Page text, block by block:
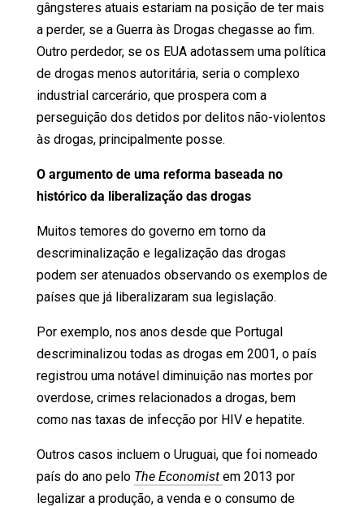
gângsteres atuais estariam na posição de ter mais
a perder, se a Guerra às Drogas chegasse ao fim.
Outro perdedor, se os EUA adotassem uma política
de drogas menos autoritária, seria o complexo
industrial carcerário, que prospera com a
perseguição dos detidos por delitos não-violentos
às drogas, principalmente posse.
O argumento de uma reforma baseada no
histórico da liberalização das drogas
Muitos temores do governo em torno da
descriminalização e legalização das drogas
podem ser atenuados observando os exemplos de
países que já liberalizaram sua legislação.
Por exemplo, nos anos desde que Portugal
descriminalizou todas as drogas em 2001, o país
registrou uma notável diminuição nas mortes por
overdose, crimes relacionados a drogas, bem
como nas taxas de infecção por HIV e hepatite.
Outros casos incluem o Uruguai, que foi nomeado
país do ano pelo The Economist em 2013 por
legalizar a produção, a venda e o consumo de